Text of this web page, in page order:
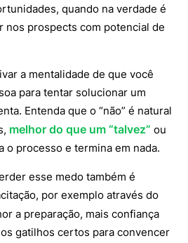
quando na verdade é
nos prospects com potencial de
a mentalidade de que você
para tentar solucionar um
Entenda que o “não” é natural
melhor do que um “talvez” ou
o processo e termina em nada.
esse medo também é
por exemplo através do
a preparação, mais confiança
gatilhos certos para convencer